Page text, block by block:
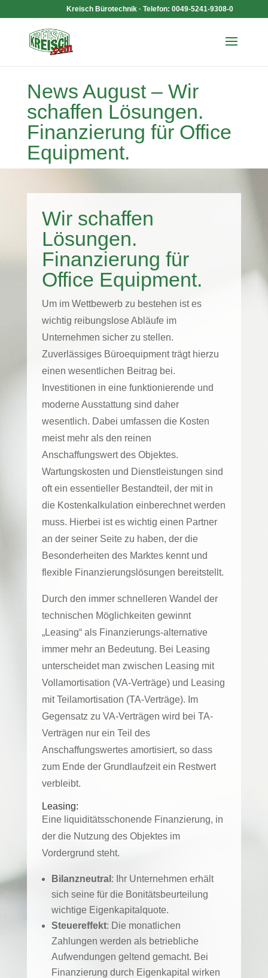
Kreisch Bürotechnik · Telefon: 0049-5241-9308-0
News August – Wir
schaffen Lösungen.
Finanzierung für Office
Equipment.
Wir schaffen
Lösungen.
Finanzierung für
Office Equipment.
Um im Wettbewerb zu bestehen ist es
wichtig reibungslose Abläufe im
Unternehmen sicher zu stellen.
Zuverlässiges Büroequipment trägt hierzu
einen wesentlichen Beitrag bei.
Investitionen in eine funktionierende und
moderne Ausstattung sind daher
wesentlich. Dabei umfassen die Kosten
meist mehr als den reinen
Anschaffungswert des Objektes.
Wartungskosten und Dienstleistungen sind
oft ein essentieller Bestandteil, der mit in
die Kostenkalkulation einberechnet werden
muss. Hierbei ist es wichtig einen Partner
an der seiner Seite zu haben, der die
Besonderheiten des Marktes kennt und
flexible Finanzierungslösungen bereitstellt.
Durch den immer schnelleren Wandel der
technischen Möglichkeiten gewinnt
„Leasing“ als Finanzierungs-alternative
immer mehr an Bedeutung. Bei Leasing
unterscheidet man zwischen Leasing mit
Vollamortisation (VA-Verträge) und Leasing
mit Teilamortisation (TA-Verträge). Im
Gegensatz zu VA-Verträgen wird bei TA-
Verträgen nur ein Teil des
Anschaffungswertes amortisiert, so dass
zum Ende der Grundlaufzeit ein Restwert
verbleibt.
Leasing:
Eine liquiditätsschonende Finanzierung, in
der die Nutzung des Objektes im
Vordergrund steht.
Bilanzneutral : Ihr Unternehmen erhält
sich seine für die Bonitätsbeurteilung
wichtige Eigenkapitalquote.
Steuereffekt: Die monatlichen
Zahlungen werden als betriebliche
Aufwendungen geltend gemacht. Bei
Finanzierung durch Eigenkapital wirken